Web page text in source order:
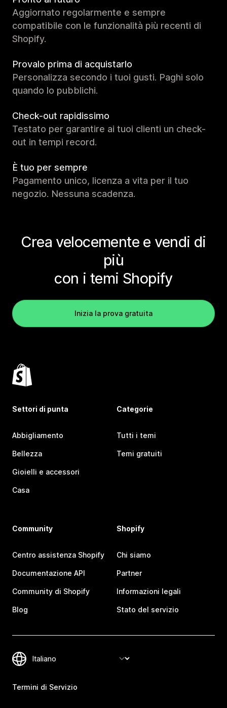
Aggiornato regolarmente e sempre
compatibile con le funzionalità più recenti di
Shopify.
Provalo prima di acquistarlo
Personalizza secondo i tuoi gusti. Paghi solo
quando lo pubblichi.
Check-out rapidissimo
Testato per garantire ai tuoi clienti un check-
out in tempi record.
È tuo per sempre
Pagamento unico, licenza a vita per il tuo
negozio. Nessuna scadenza.
Crea velocemente e vendi di
più
con i temi Shopify
Inizia la prova gratuita
Settori di punta
Abbigliamento
Bellezza
Gioielli e accessori
Casa
Categorie
Tutti i temi
Temi gratuiti
Community
Centro assistenza Shopify
Documentazione API
Community di Shopify
Blog
Shopify
Chi siamo
Partner
Informazioni legali
Stato del servizio
Termini di Servizio